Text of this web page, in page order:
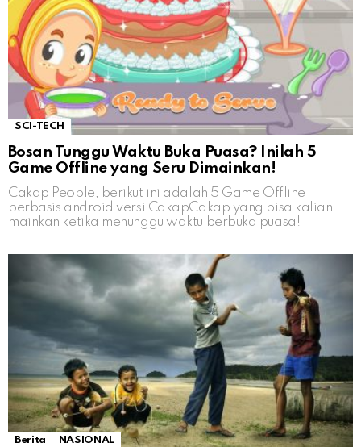
SCI-TECH
Bosan Tunggu Waktu Buka Puasa? Inilah 5
Game Offline yang Seru Dimainkan!
Cakap People, berikut ini adalah 5 Game Offline
berbasis android versi CakapCakap yang bisa kalian
mainkan ketika menunggu waktu berbuka puasa!
Berita NASIONAL